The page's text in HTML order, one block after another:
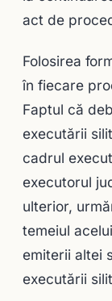
act de
Folosirea
în fiecare
Faptul că
executării
cadrul
executorul
ulterior,
temeiul
emiterii altei
executării